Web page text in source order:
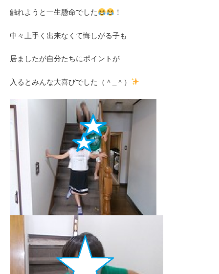
触れようと一生懸命でした ！
中々上手く出来なくて悔しがる子も
居ましたが自分たちにポイントが
入るとみんな大喜びでした（＾_＾）